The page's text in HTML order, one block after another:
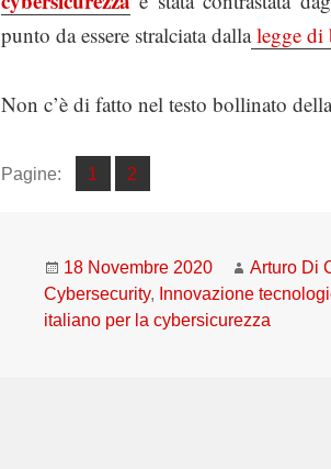
punto da essere stralciata dallalegge di
Non c’è di fatto nel testo bollinato
Pagine: Pagina
1 ,
Pagina
2
Scritto
il
18 Novembre 2020 Autore
Arturo Di
Cybersecurity, Innovazione
italiano per la cybersicurezza